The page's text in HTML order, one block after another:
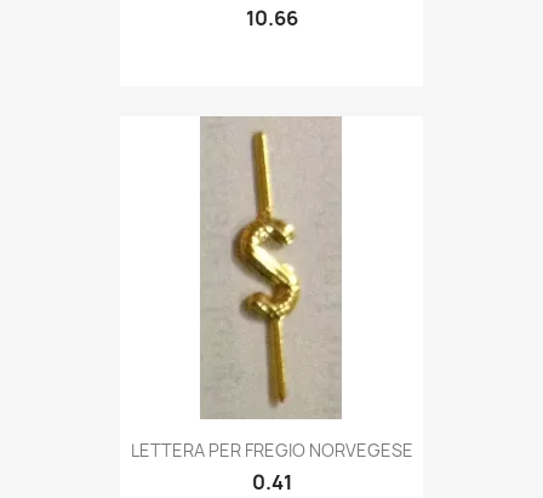
10.66
Quick view
LETTERA PER FREGIO NORVEGESE
0.41